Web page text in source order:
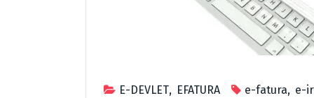
E-DEVLET, EFATURA e-fatura, e-